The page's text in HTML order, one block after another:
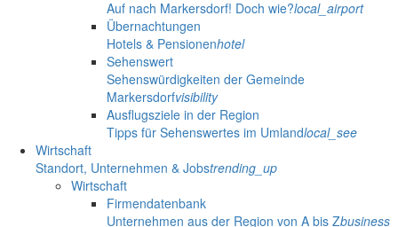
Auf nach Markersdorf! Doch wie?local_airport
Übernachtungen
Hotels & Pensionenhotel
Sehenswert
Sehenswürdigkeiten der Gemeinde
Markersdorfvisibility
Ausflugsziele in der Region
Tipps für Sehenswertes im Umlandlocal_see
Wirtschaft
Standort, Unternehmen & Jobstrending_up
Wirtschaft
Firmendatenbank
Unternehmen aus der Region von A bis Zbusiness